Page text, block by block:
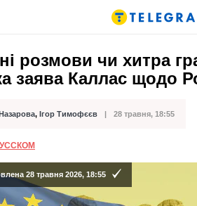
розмови чи хитра
заява Каллас щодо
, Ігор Тимофєєв 28 травня, 18:55
28 травня 2026, 18:55